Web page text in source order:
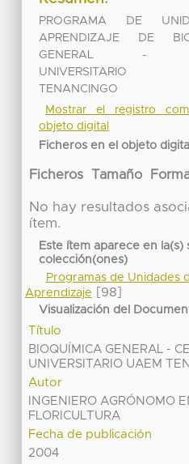
PROGRAMA DE
APRENDIZAJE DE
GENERAL -
UNIVERSITARIO
TENANCINGO
Mostrar el registro
objeto digital
Ficheros en el objeto digital
Ficheros Tamaño
No hay resultados
ítem.
Este ítem aparece en la(s)
colección(ones)
Programas de Unidades
Aprendizaje
[98]
Visualización del
Título
BIOQUÍMICA GENERAL -
UNIVERSITARIO UAEM
Autor
INGENIERO AGRÓNOMO
FLORICULTURA
Fecha de publicación
2004